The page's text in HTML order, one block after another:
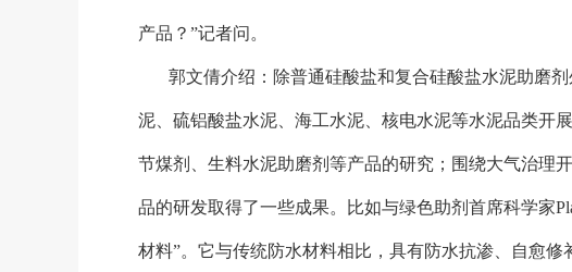
产品？”记者问。
郭文倩介绍：除普通硅酸盐和复合硅酸盐水泥助磨
泥、硫铝酸盐水泥、海工水泥、核电水泥等水泥品类开
节煤剂、生料水泥助磨剂等产品的研究；围绕大气治理
品的研发取得了一些成果。比如与绿色助剂首席科学家
材料”。它与传统防水材料相比，具有防水抗渗、自愈